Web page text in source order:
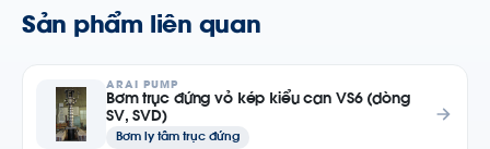
Sản phẩm liên quan
ARAI PUMP
Bơm trục đứng vỏ kép kiểu can VS6 (dòng
SV, SVD)
Bơm ly tâm trục đứng